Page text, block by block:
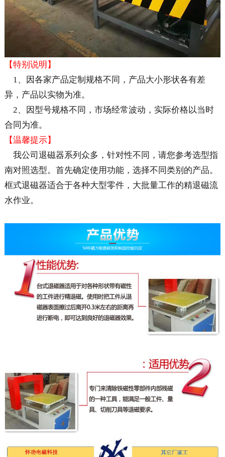
【特别说明】
1、因各家产品定制规格不同，产品大小形状各有差
异，产品以实物为准。
2、因型号规格不同，市场经常波动，实际价格以当时
合同为准。
【温馨提示】
我公司退磁器系列众多，针对性不同，请您参考选型指
南对照选型。首先确定使用功能，选择不同类别的产品。
框式退磁器适合于各种大型零件，大批量工作的精退磁流
水作业。